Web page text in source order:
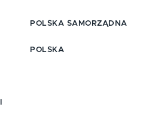
POLSKA SAMORZĄDNA
POLSKA